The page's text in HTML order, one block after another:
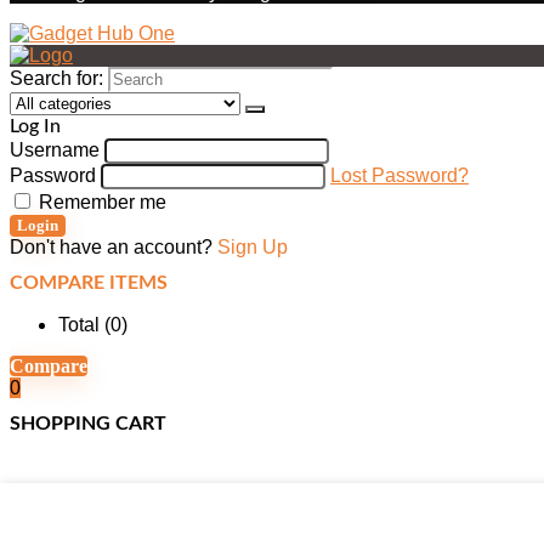
Search for:
Log In
Username
Password
Lost Password?
Remember me
Login
Don't have an account? Sign Up
COMPARE ITEMS
Total (0)
Compare
0
SHOPPING CART